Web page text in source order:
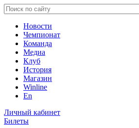
Новости
Чемпионат
Команда
Медиа
Клуб
История
Магазин
Winline
En
Личный кабинет
Билеты